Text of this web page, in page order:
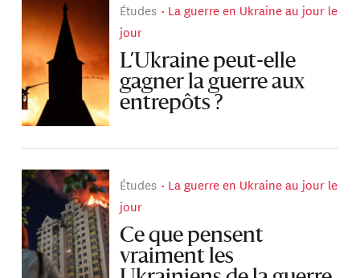
Études
La guerre en Ukraine au jour le
jour
L’Ukraine peut-elle
gagner la guerre aux
entrepôts ?
Études
La guerre en Ukraine au jour le
jour
Ce que pensent
vraiment les